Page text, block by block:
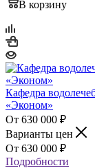
В корзину
Кафедра
«Эконом»
630 000 ₽
Варианты цен
630 000 ₽
Подробности